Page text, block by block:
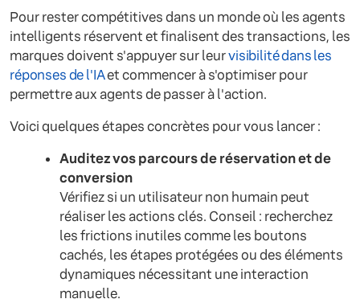
Pour rester compétitives dans un monde où les agents
intelligents réservent et finalisent des transactions, les
marques doivent s'appuyer sur leurvisibilité dans les
réponses de l'IAet commencer à s'optimiser pour
permettre aux agents de passer à l'action.
Voici quelques étapes concrètes pour vous lancer :
Auditez vos parcours de réservation et de
conversion
Vérifiez si un utilisateur non humain peut
réaliser les actions clés. Conseil : recherchez
les frictions inutiles comme les boutons
cachés, les étapes protégées ou des éléments
dynamiques nécessitant une interaction
manuelle.